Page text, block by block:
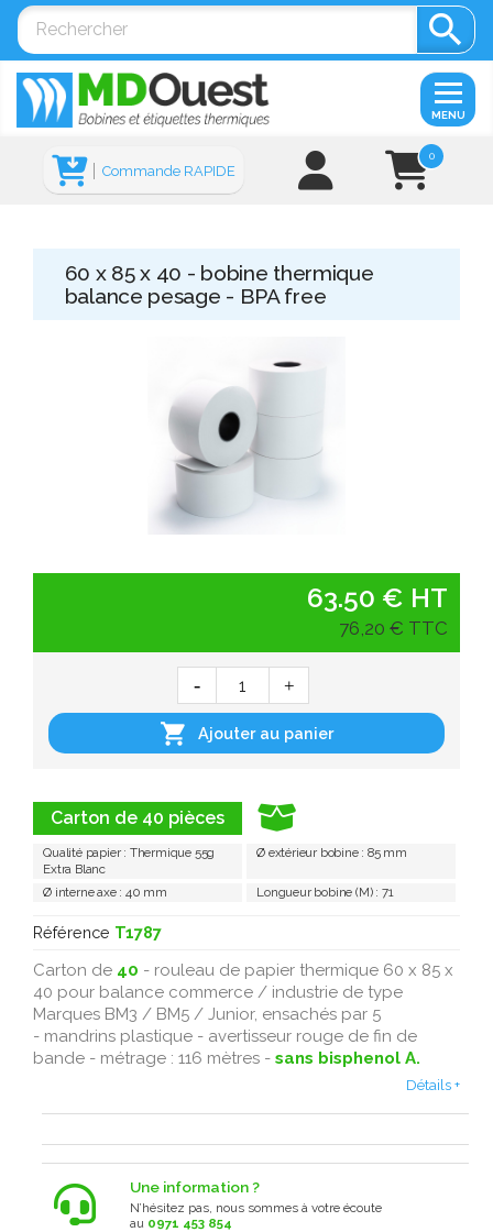

0
Commande RAPIDE
MENU
60 x 85 x 40 - bobine thermique
balance pesage - BPA free
Carton de 40 pièces
Qualité papier : Thermique 55g
Extra Blanc
Ø extérieur bobine : 85 mm
Ø interne axe : 40 mm Longueur bobine (M) : 71
Référence T1787
Carton de 40 - rouleau de papier thermique 60 x 85 x
40 pour balance commerce / industrie de type
Marques BM3 / BM5 / Junior, ensachés par 5
- mandrins plastique - avertisseur rouge de fin de
bande - métrage : 116 mètres - sans bisphenol A.
Détails +
Une information ?
N’hésitez pas, nous sommes à votre écoute
au 0971 453 854
63.50 € HT
76,20 € TTC
 Ajouter au panier